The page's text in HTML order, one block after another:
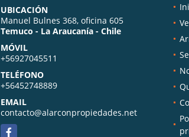
UBICACIÓN
Manuel Bulnes 368, oficina 605
Temuco - La Araucanía - Chile
MÓVIL
+56927045511
TELÉFONO
+56452748889
EMAIL
contacto@alarconpropiedades.net
Facebook